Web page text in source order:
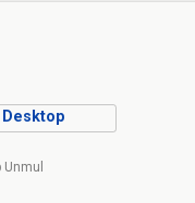
Desktop